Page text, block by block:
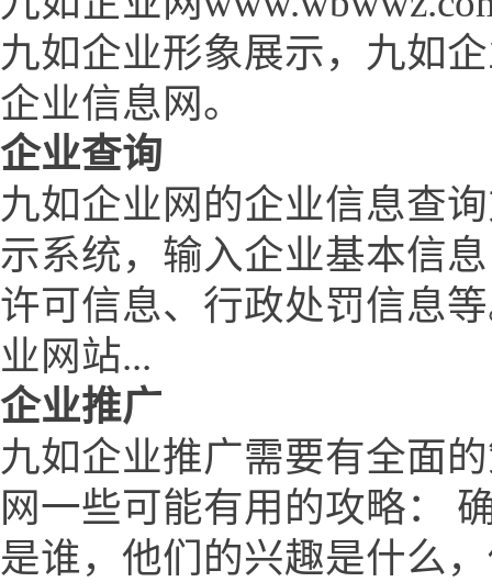
九如企业形象展示，九如
企业信息网。
企业查询
九如企业网的企业信息查
示系统，输入企业基本信
许可信息、行政处罚信息
业网站...
企业推广
九如企业推广需要有全面
网一些可能有用的攻略：
是谁，他们的兴趣是什么